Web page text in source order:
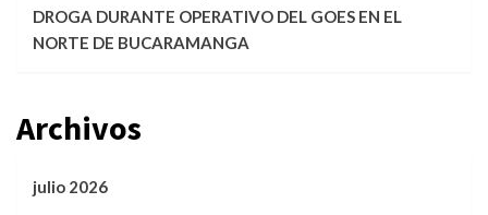
DROGA DURANTE OPERATIVO DEL GOES EN EL
NORTE DE BUCARAMANGA
Archivos
julio 2026